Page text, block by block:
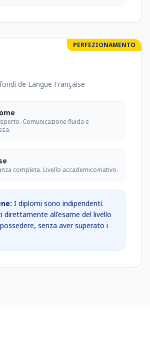
PERFEZIONAMENTO
de Langue Française
Comunicazione fluida e
completa. Livello accademico/nativo.
I diplomi sono indipendenti.
direttamente all'esame del livello
senza aver superato i